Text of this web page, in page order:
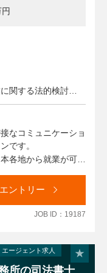
関する法的検討
企画実行
門支援
なコミュニケーショ
です。
各地から就業が可能
エントリー
JOB ID：19187
エージェント求人